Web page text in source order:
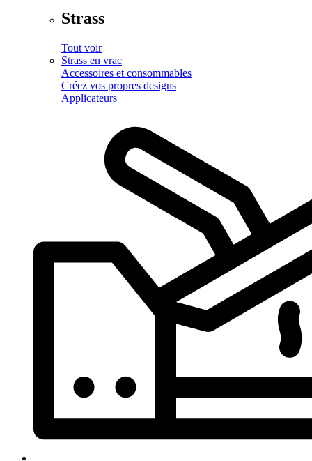
Strass
Tout voir
Strass en vrac
Accessoires et consommables
Créez vos propres designs
Applicateurs